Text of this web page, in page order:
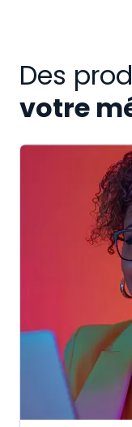
Des
votre